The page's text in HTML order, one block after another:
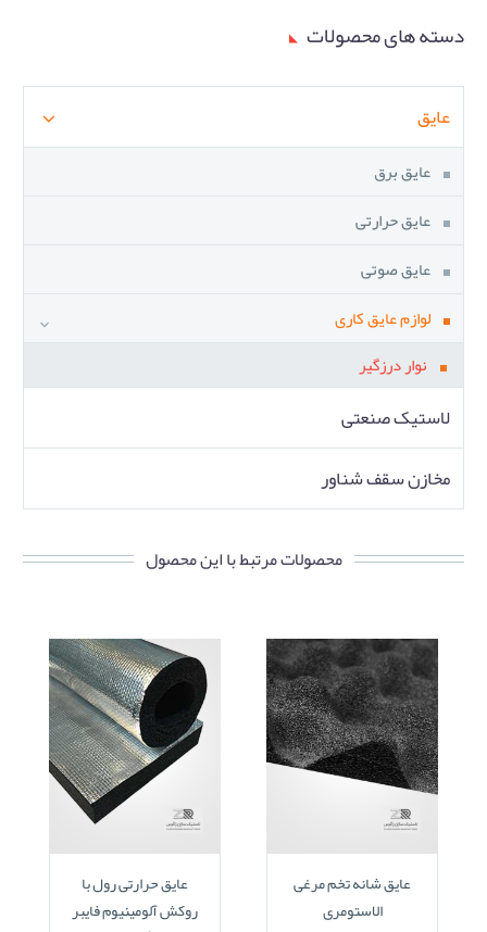
دسته های محصولات
عایق
عایق برق
عایق حرارتی
عایق صوتی
لوازم عایق کاری
نوار درزگیر
لاستیک صنعتی
مخازن سقف شناور
محصولات مرتبط با این محصول
عایق شانه تخم مرغی
الاستومری
عایق حرارتی رول با
روکش آلومینیوم فایبر